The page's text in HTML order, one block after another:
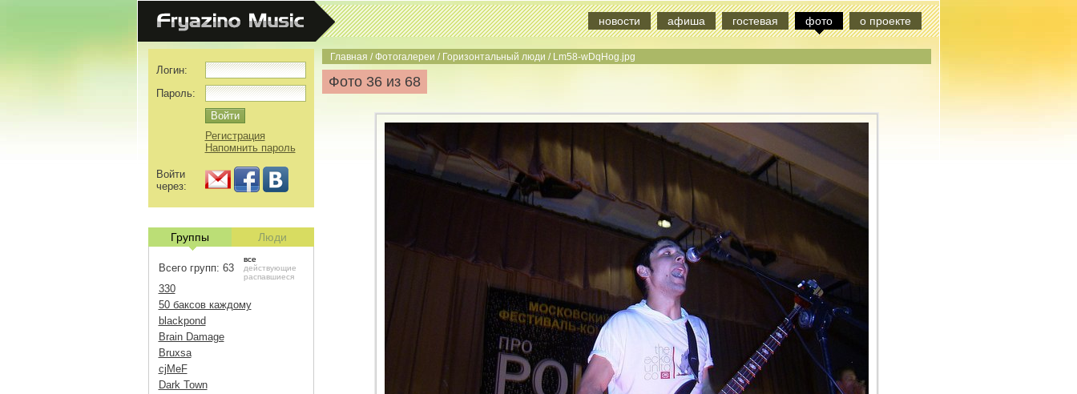
новости афиша гостевая фото о проекте
Главная /Фотогалереи / Горизонтальный люди / Lm58-wDqHog.jpg
Фото 36 из 68
Логин:
Пароль:
Регистрация
Напомнить пароль
Войти
через:
Группы Люди
Всего групп: 63
все
действующие
распавшиеся
330
50 баксов каждому
blackpond
Brain Damage
Bruxsa
cjMeF
Dark Town